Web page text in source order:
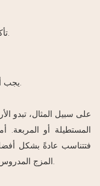
على سبيل المثال، تبدو
المستطيلة أو المربعة.
فتتناسب عادةً بشكل